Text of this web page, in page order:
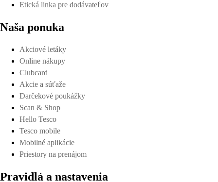
Etická linka pre dodávateľov
Naša ponuka
Akciové letáky
Online nákupy
Clubcard
Akcie a súťaže
Darčekové poukážky
Scan & Shop
Hello Tesco
Tesco mobile
Mobilné aplikácie
Priestory na prenájom
Pravidlá a nastavenia